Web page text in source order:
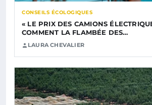
CONSEILS ÉCOLOGIQUES
« LE PRIX DES CAMIONS
COMMENT LA FLAMBÉE DES…
LAURA CHEVALIER